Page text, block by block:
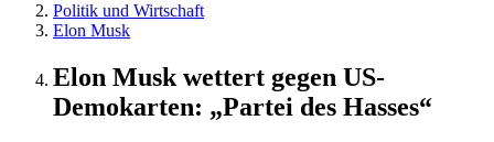
Politik und Wirtschaft
Elon Musk
Elon Musk wettert gegen US-
Demokarten: „Partei des Hasses“